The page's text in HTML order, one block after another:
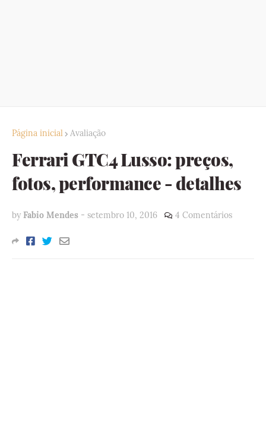
Página inicial Avaliação
Ferrari GTC4 Lusso: preços,
fotos, performance - detalhes
by Fabio Mendes - setembro 10, 2016 4 Comentários